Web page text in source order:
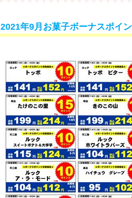
2021年9月お菓子ボーナスポイ